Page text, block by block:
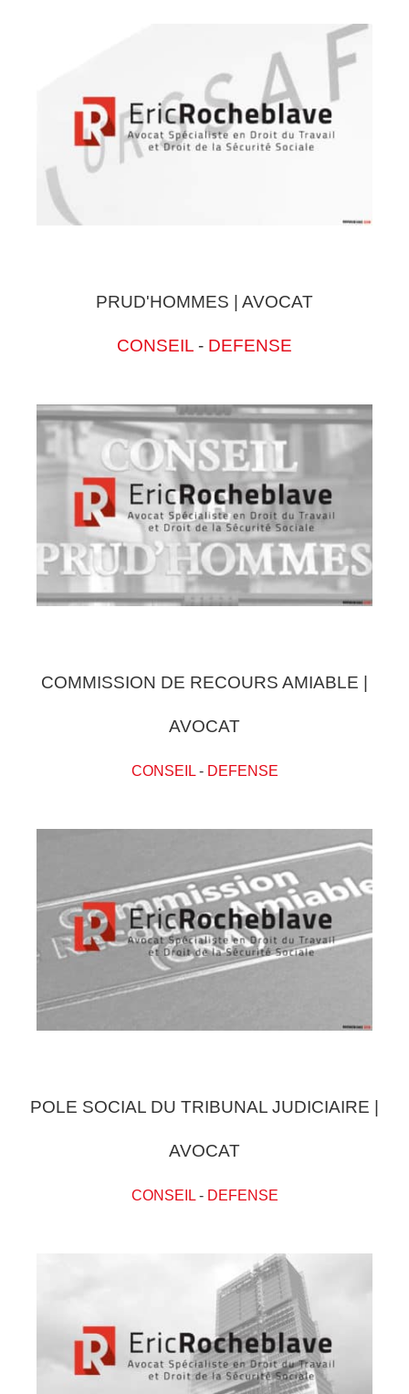
PRUD'HOMMES | AVOCAT
CONSEIL - DEFENSE
COMMISSION DE RECOURS AMIABLE |
AVOCAT
CONSEIL- DEFENSE
POLE SOCIAL DU TRIBUNAL JUDICIAIRE |
AVOCAT
CONSEIL- DEFENSE